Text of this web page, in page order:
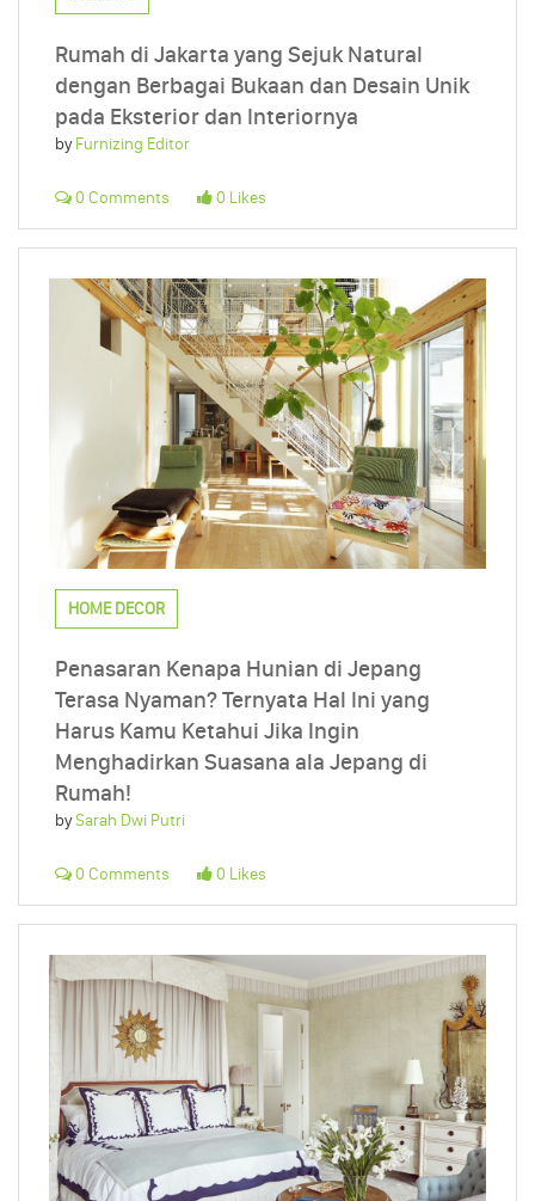
Rumah di Jakarta yang Sejuk Natural
dengan Berbagai Bukaan dan Desain Unik
pada Eksterior dan Interiornya
byFurnizing Editor
0 Comments 0 Likes
HOME DECOR
Penasaran Kenapa Hunian di Jepang
Terasa Nyaman? Ternyata Hal Ini yang
Harus Kamu Ketahui Jika Ingin
Menghadirkan Suasana ala Jepang di
Rumah!
bySarah Dwi Putri
0 Comments 0 Likes